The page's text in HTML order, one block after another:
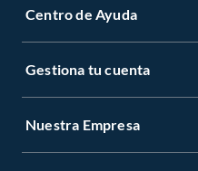
Centro de Ayuda
Servicio al Cliente
Gestiona tu cuenta
Gestiona tu cuenta
Nuestra Empresa